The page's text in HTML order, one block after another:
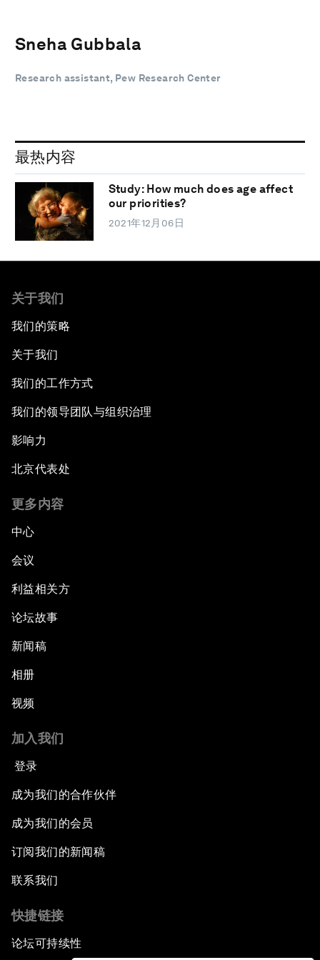
Sneha Gubbala
Research assistant, Pew Research Center
最热内容
Study: How much does age affect
our priorities?
2021年12月06日
关于我们
我们的策略
关于我们
我们的工作方式
我们的领导团队与组织治理
影响力
北京代表处
更多内容
中心
会议
利益相关方
论坛故事
新闻稿
相册
视频
加入我们
登录
成为我们的合作伙伴
成为我们的会员
订阅我们的新闻稿
联系我们
快捷链接
论坛可持续性